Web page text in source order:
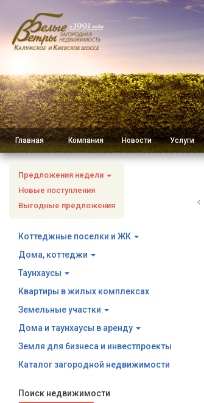
Главная Компания Новости Услуги
Предложения недели
Новые поступления
Выгодные предложения
Коттеджные поселки и ЖК
Дома, коттеджи
Таунхаусы
Квартиры в жилых комплексах
Земельные участки
Дома и таунхаусы в аренду
Земля для бизнеса и инвестпроекты
Каталог загородной недвижимости
Поиск недвижимости